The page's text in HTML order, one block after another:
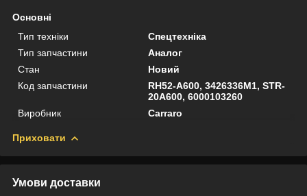
Основні
Тип техніки
Спецтехніка
Тип запчастини
Аналог
Стан
Новий
Код запчастини
RH52-A600, 3426336M1, STR-
20A600, 6000103260
Виробник
Carraro
Приховати
Умови доставки